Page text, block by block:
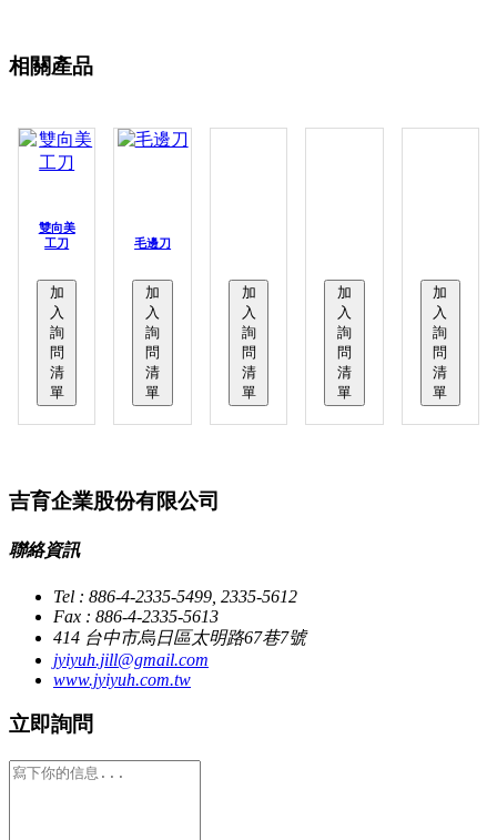
相關產品
雙向美
工刀
加
入
詢
問
清
單
毛邊刀
加
入
詢
問
清
單
加
入
詢
問
清
單
加
入
詢
問
清
單
加
入
詢
問
清
單
吉育企業股份有限公司
聯絡資訊
Tel : 886-4-2335-5499, 2335-5612
Fax : 886-4-2335-5613
414 台中市烏日區太明路67巷7號
jyiyuh.jill@gmail.com
www.jyiyuh.com.tw
立即詢問